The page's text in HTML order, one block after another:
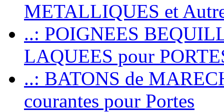
METALLIQUES et
..: POIGNEES
LAQUEES pour
..: BATONS de
courantes pour Portes